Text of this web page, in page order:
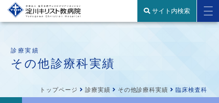
サイト内検索
診療実績
その他診療科実績
トップページ 診療実績 その他診療科実績 臨床検査科